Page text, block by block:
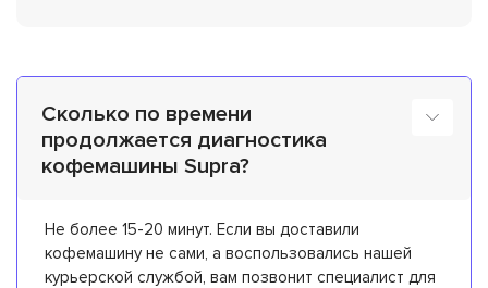
Сколько по времени
продолжается диагностика
кофемашины Supra?
Не более 15-20 минут. Если вы доставили
кофемашину не сами, а воспользовались нашей
курьерской службой, вам позвонит специалист для